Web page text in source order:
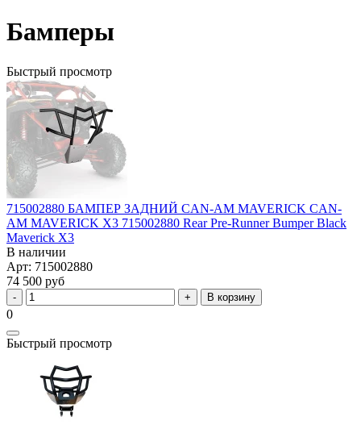
Бамперы
Быстрый просмотр
715002880 БАМПЕР ЗАДНИЙ CAN-AM MAVERICK CAN-
AM MAVERICK X3 715002880 Rear Pre-Runner Bumper Black
Maverick X3
В наличии
Арт: 715002880
74 500 руб
В корзину
0
Быстрый просмотр